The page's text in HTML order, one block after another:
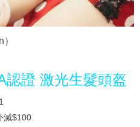
認證 激光生髮頭盔
減$100